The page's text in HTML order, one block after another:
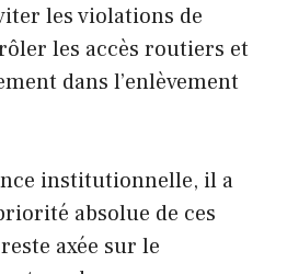
les violations de
les accès routiers et
dans l’enlèvement
institutionnelle, il a
absolue de ces
axée sur le